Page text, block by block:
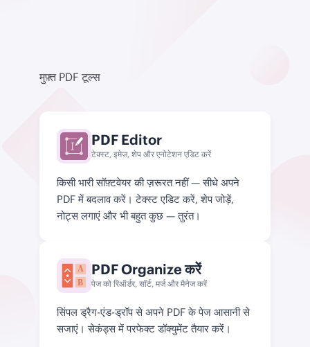
मुफ़्त PDF टूल्स
PDF Editor
टेक्स्ट, इमेज, शेप और एनोटेशन एडिट करें
किसी भारी सॉफ़्टवेयर की ज़रूरत नहीं — सीधे अपने
PDF में बदलाव करें। टेक्स्ट एडिट करें, शेप जोड़ें,
नोट्स लगाएं और भी बहुत कुछ — तुरंत।
A
B
PDF Organize करें
पेज को रिऑर्डर, सॉर्ट, मर्ज और मैनेज करें
सिंपल ड्रैग-एंड-ड्रॉप से अपने PDF के पेज आसानी से
सजाएं। सेकंड्स में परफेक्ट डॉक्युमेंट तैयार करें।